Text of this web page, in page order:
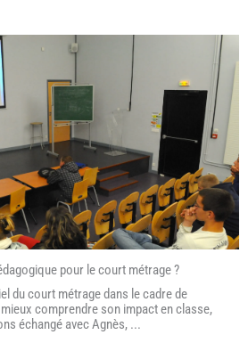
pour le court métrage ?
du court métrage dans le cadre de
mieux comprendre son impact en classe,
échangé avec Agnès, ...